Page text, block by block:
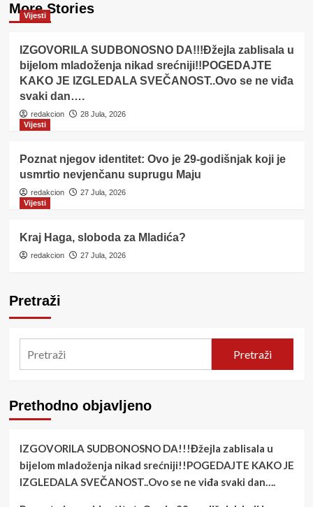
More Stories
Vijesti
IZGOVORILA SUDBONOSNO DA!!!Đžejla zablisala u
bijelom mladoženja nikad srećniji!!POGEDAJTE
KAKO JE IZGLEDALA SVEČANOST..Ovo se ne viđa
svaki dan….
redakcion
28 Jula, 2026
Vijesti
Poznat njegov identitet: Ovo je 29-godišnjak koji je
usmrtio nevjenčanu suprugu Maju
redakcion
27 Jula, 2026
Vijesti
Kraj Haga, sloboda za Mladića?
redakcion 27 Jula, 2026
Pretraži
Pretraži
Prethodno objavljeno
IZGOVORILA SUDBONOSNO DA!!!Đžejla zablisala u
bijelom mladoženja nikad srećniji!!POGEDAJTE KAKO JE
IZGLEDALA SVEČANOST..Ovo se ne viđa svaki dan….